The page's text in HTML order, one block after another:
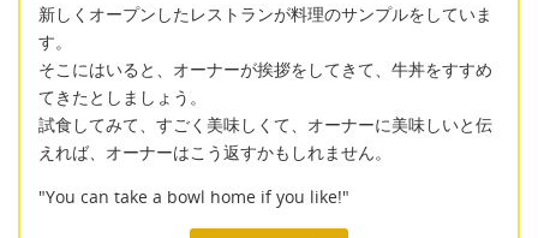
新しくオープンしたレストランが料理のサンプルをしていま
す。
そこにはいると、オーナーが挨拶をしてきて、牛丼をすすめ
てきたとしましょう。
試食してみて、すごく美味しくて、オーナーに美味しいと伝
えれば、オーナーはこう返すかもしれません。
"You can take a bowl home if you like!"